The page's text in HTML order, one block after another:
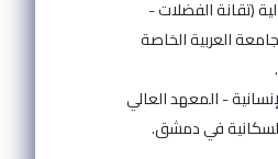
(تقانة الفضلات -
العربية الخاصة
- المعهد العالي
في دمشق.